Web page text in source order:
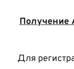
Получение
Для